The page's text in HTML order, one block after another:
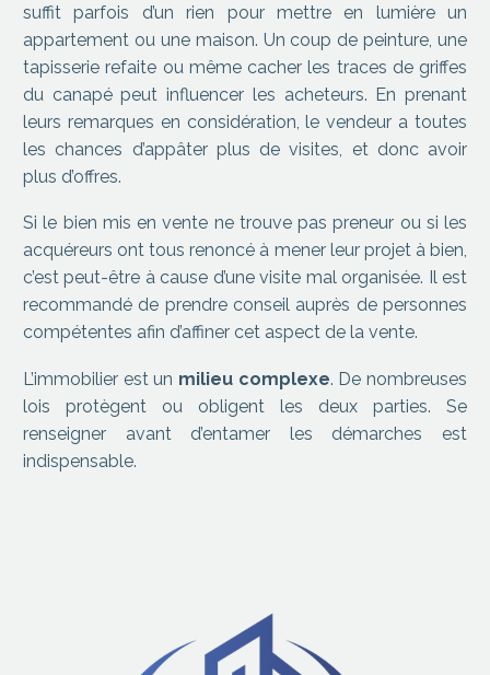
suffit parfois d’un rien pour mettre en lumière un
appartement ou une maison. Un coup de peinture, une
tapisserie refaite ou même cacher les traces de griffes
du canapé peut influencer les acheteurs. En prenant
leurs remarques en considération, le vendeur a toutes
les chances d’appâter plus de visites, et donc avoir
plus d’offres.
Si le bien mis en vente ne trouve pas preneur ou si les
acquéreurs ont tous renoncé à mener leur projet à bien,
c’est peut-être à cause d’une visite mal organisée. Il est
recommandé de prendre conseil auprès de personnes
compétentes afin d’affiner cet aspect de la vente.
L’immobilier est un milieu complexe. De nombreuses
lois protègent ou obligent les deux parties. Se
renseigner avant d’entamer les démarches est
indispensable.